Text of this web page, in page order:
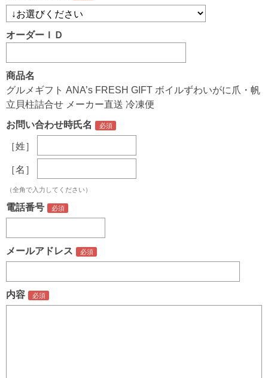
オーダーＩＤ
商品名
グルメギフト ANA’s FRESH GIFT ボイルずわいがに爪・帆
立貝柱詰合せ メーカー直送 冷凍便
お問い合わせ時氏名
［姓］
［名］
（全角で入力してください）
電話番号
メールアドレス
内容